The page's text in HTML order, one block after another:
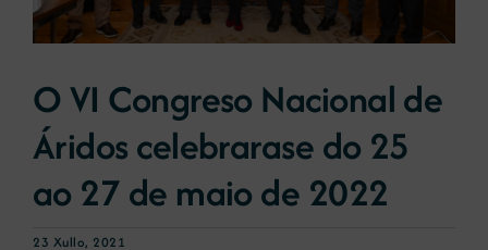
Portal de emprego
Contacto
O VI Congreso Nacional de
Áridos celebrarase do 25
ao 27 de maio de 2022
23 Xullo, 2021